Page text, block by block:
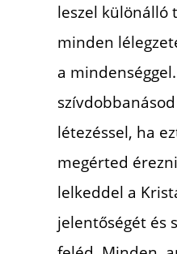
leszel különálló
minden
a
létezéssel, ha
megérted
lelkeddel a
jelentőségét és